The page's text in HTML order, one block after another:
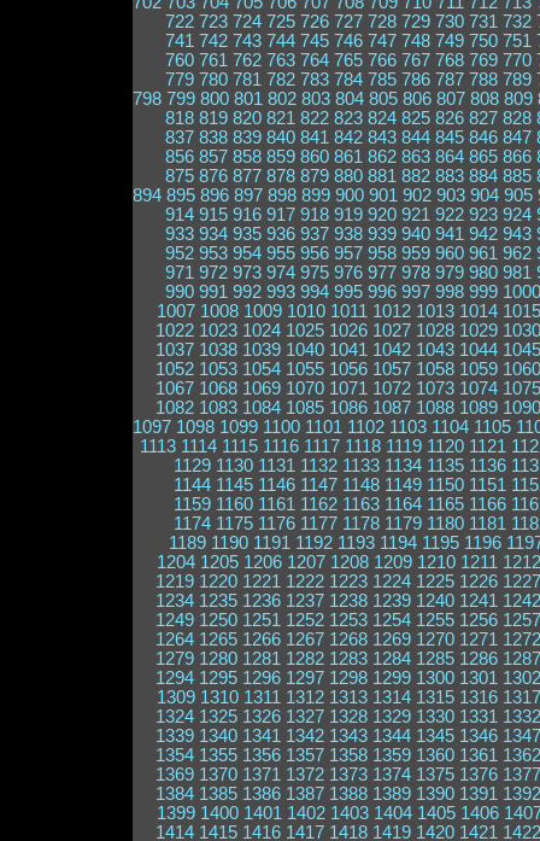
722 723 724 725 726 727 728 729 730 731 732
741 742 743 744 745 746 747 748 749 750 751
760 761 762 763 764 765 766 767 768 769 770
779 780 781 782 783 784 785 786 787 788 789
798 799 800 801 802 803 804 805 806 807 808 809
818 819 820 821 822 823 824 825 826 827 828
837 838 839 840 841 842 843 844 845 846 847
856 857 858 859 860 861 862 863 864 865 866
875 876 877 878 879 880 881 882 883 884 885
894 895 896 897 898 899 900 901 902 903 904 905
914 915 916 917 918 919 920 921 922 923 924
933 934 935 936 937 938 939 940 941 942 943
952 953 954 955 956 957 958 959 960 961 962
971 972 973 974 975 976 977 978 979 980 981
990 991 992 993 994 995 996 997 998 999 1000
1007 1008 1009 1010 1011 1012 1013 1014 1015
1022 1023 1024 1025 1026 1027 1028 1029 1030
1037 1038 1039 1040 1041 1042 1043 1044 1045
1052 1053 1054 1055 1056 1057 1058 1059 1060
1067 1068 1069 1070 1071 1072 1073 1074 1075
1082 1083 1084 1085 1086 1087 1088 1089 1090
1097 1098 1099 1100 1101 1102 1103 1104 1105
1113 1114 1115 1116 1117 1118 1119 1120 1121
1129 1130 1131 1132 1133 1134 1135 1136
1144 1145 1146 1147 1148 1149 1150 1151
1159 1160 1161 1162 1163 1164 1165 1166
1174 1175 1176 1177 1178 1179 1180 1181
1189 1190 1191 1192 1193 1194 1195 1196
1204 1205 1206 1207 1208 1209 1210 1211 1212
1219 1220 1221 1222 1223 1224 1225 1226 1227
1234 1235 1236 1237 1238 1239 1240 1241 1242
1249 1250 1251 1252 1253 1254 1255 1256 1257
1264 1265 1266 1267 1268 1269 1270 1271 1272
1279 1280 1281 1282 1283 1284 1285 1286 1287
1294 1295 1296 1297 1298 1299 1300 1301 1302
1309 1310 1311 1312 1313 1314 1315 1316 1317
1324 1325 1326 1327 1328 1329 1330 1331 1332
1339 1340 1341 1342 1343 1344 1345 1346 1347
1354 1355 1356 1357 1358 1359 1360 1361 1362
1369 1370 1371 1372 1373 1374 1375 1376 1377
1384 1385 1386 1387 1388 1389 1390 1391 1392
1399 1400 1401 1402 1403 1404 1405 1406
1414 1415 1416 1417 1418 1419 1420 1421 1422